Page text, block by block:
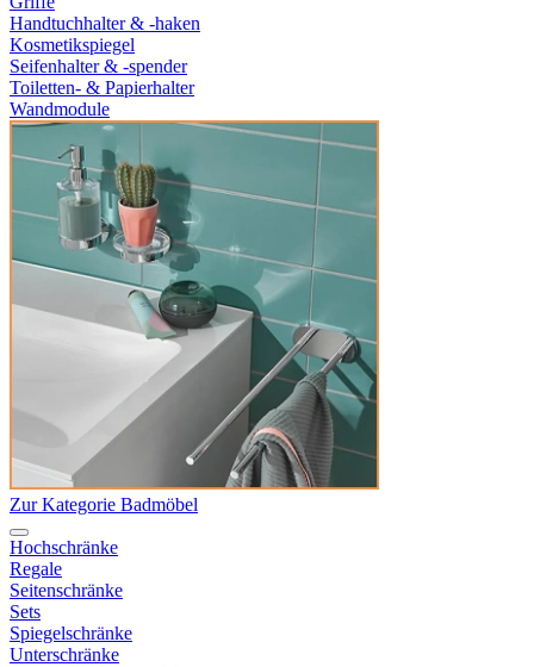
Handtuchhalter & -haken
Kosmetikspiegel
Seifenhalter & -spender
Toiletten- & Papierhalter
Wandmodule
Zur Kategorie Badmöbel
Hochschränke
Regale
Seitenschränke
Sets
Spiegelschränke
Unterschränke